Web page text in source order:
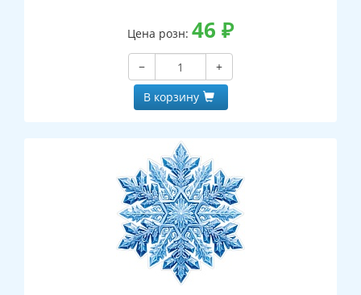
Цена розн: 46 ₽
−
+
В корзину